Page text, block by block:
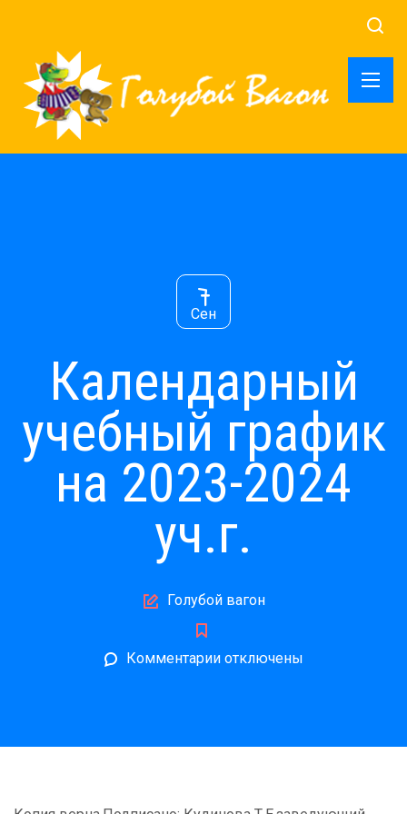
7
Сен
Календарный
учебный график
на 2023-2024
уч.г.
Author
Голубой вагон
Комментариик
график
отключены